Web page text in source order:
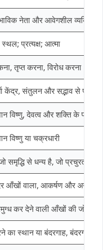
नेता और आवेगशील व्यक्ति
प्रत्यक्ष; आत्मा
तृप्त करना, विरोध करना
केंद्र, संतुलन और सद्भाव से परिपूर्ण
विष्णु, देवत्व और शक्ति के
विष्णु या चक्रधारी
समृद्धि से धन्य है, जो प्रचुरता का
आँखों वाला, आकर्षण और अनुग्रह
कर देने वाली आँखों की जोड़ी
का स्थान या बंदरगाह, बंदरगाह,